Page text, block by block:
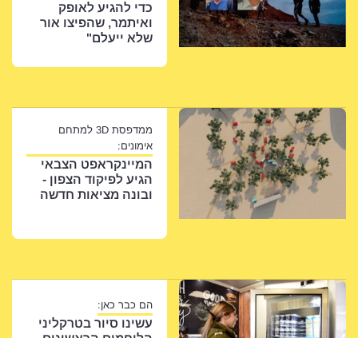
כדי להגיע לאופק
ואיתמר, שהפיצו אור
שלא ייעלם"
ממדפסת 3D למתחם
אימונים:
המיינקראפט הצבאי
הגיע לפיקוד הצפון -
ובונה מציאות חדשה
הם כבר כאן:
עשינו סיור בטרקליני